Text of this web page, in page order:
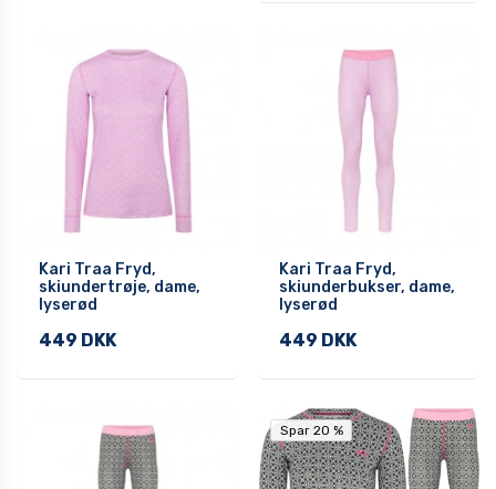
Kari Traa Fryd,
skiundertrøje, dame,
lyserød
449 DKK
Kari Traa Fryd,
skiunderbukser, dame,
lyserød
449 DKK
Spar 20 %
Spar 20 %